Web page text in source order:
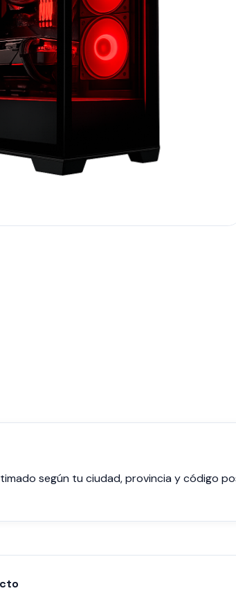
según tu ciudad, provincia y código